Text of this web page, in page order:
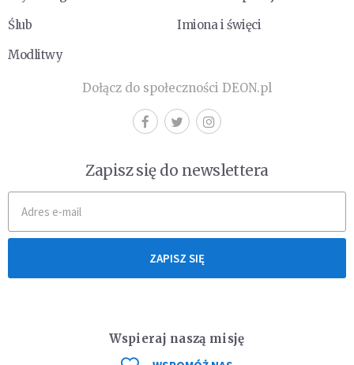
Ślub
Imiona i święci
Modlitwy
Dołącz do społeczności DEON.pl
Zapisz się do newslettera
ZAPISZ SIĘ
Wspieraj naszą misję